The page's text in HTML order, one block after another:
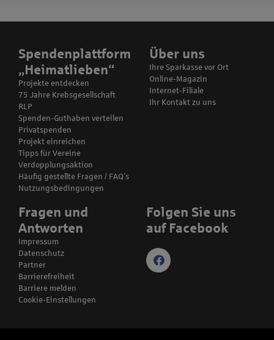
Spendenplattform
„Heimatlieben“
Projekte entdecken
75 Jahre Krebsgesellschaft
RLP
Spenden-Guthaben verteilen
Privatspenden
Projekt einreichen
Tipps für Vereine
Verdopplungsaktion
Häufig gestellte Fragen / FAQ’s
Nutzungsbedingungen
Über uns
Ihre Sparkasse vor Ort
Online-Magazin
Internet-Filiale
Ihr Kontakt zu uns
Fragen und
Antworten
Impressum
Datenschutz
Partner
Barrierefreiheit
Barriere melden
Cookie-Einstellungen
Folgen Sie uns
auf Facebook